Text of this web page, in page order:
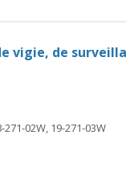
vigie, de
271-02W, 19-271-03W